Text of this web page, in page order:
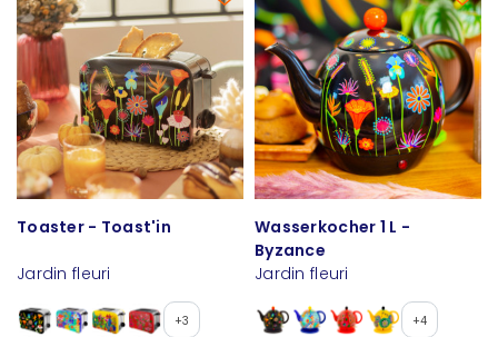
Toaster - Toast'in
Jardin fleuri
+3
Wasserkocher 1 L -
Byzance
Jardin fleuri
+4